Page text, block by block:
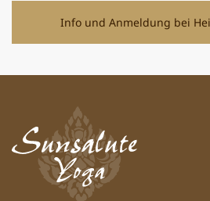
Info und Anmeldung bei